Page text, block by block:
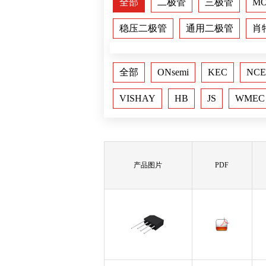
全部 二极管 三极管
稳压二极管 通用二极管 肖
全部 ONsemi KEC NCE
VISHAY HB JS WMEC
产品图片 PDF